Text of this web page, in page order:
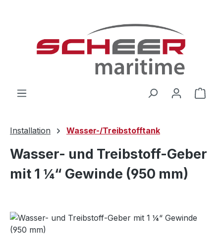
Installation Wasser-/Treibstofftank
Wasser- und Treibstoff-Geber
mit 1 ¼“ Gewinde (950 mm)
Bildergalerie überspringen